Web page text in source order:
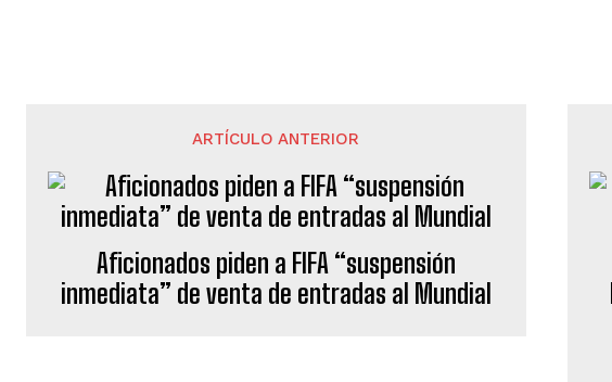
ARTÍCULO ANTERIOR
Aficionados piden a FIFA “suspensión
inmediata” de venta de entradas al Mundial